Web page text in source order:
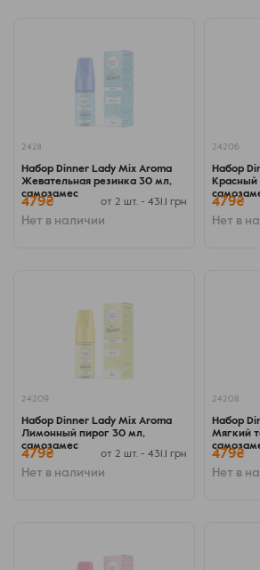
24211
Набор Dinner Lady Mix Aroma
Жевательная резинка 30 мл,
самозамес
479₴ от 2 шт. - 431.1 грн
Нет в наличии
24206
Набор
479₴
Нет в
24209
Набор Dinner Lady Mix Aroma
Лимонный пирог 30 мл,
самозамес
479₴ от 2 шт. - 431.1 грн
Нет в наличии
24208
Набор
Мягкий
479₴
Нет в